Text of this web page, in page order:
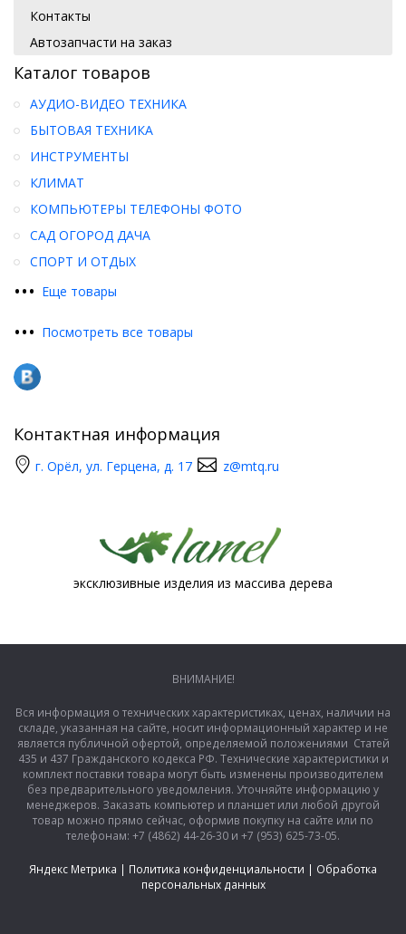
Контакты
Автозапчасти на заказ
Каталог товаров
••• Еще товары
АУДИО-ВИДЕО ТЕХНИКА
БЫТОВАЯ ТЕХНИКА
ИНСТРУМЕНТЫ
КЛИМАТ
КОМПЬЮТЕРЫ ТЕЛЕФОНЫ ФОТО
САД ОГОРОД ДАЧА
СПОРТ И ОТДЫХ
••• Посмотреть все товары
Контактная информация
г. Орёл, ул. Герцена, д. 17 z@mtq.ru
эксклюзивные изделия из массива дерева
ВНИМАНИЕ!
Вся информация о технических характеристиках, ценах, наличии на
складе, указанная на сайте, носит информационный характер и не
является публичной офертой, определяемой положениями Статей
435 и 437 Гражданского кодекса РФ. Технические характеристики и
комплект поставки товара могут быть изменены производителем
без предварительного уведомления. Уточняйте информацию у
менеджеров. Заказать компьютер и планшет или любой другой
товар можно прямо сейчас, оформив покупку на сайте или по
телефонам: +7 (4862) 44-26-30 и +7 (953) 625-73-05.
Яндекс Метрика | Политика конфиденциальности | Обработка
персональных данных